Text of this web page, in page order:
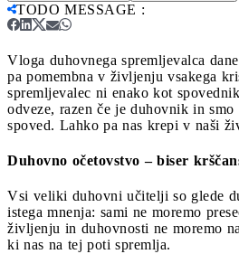
TODO MESSAGE :
Vloga duhovnega spremljevalca
pa pomembna v življenju vsakega
spremljevalec ni enako kot
odveze, razen če je duhovnik in
spoved. Lahko pa nas krepi v naši
Duhovno očetovstvo – biser
Vsi veliki duhovni učitelji so glede
istega mnenja: sami ne moremo
življenju in duhovnosti ne moremo
ki nas na tej poti spremlja.